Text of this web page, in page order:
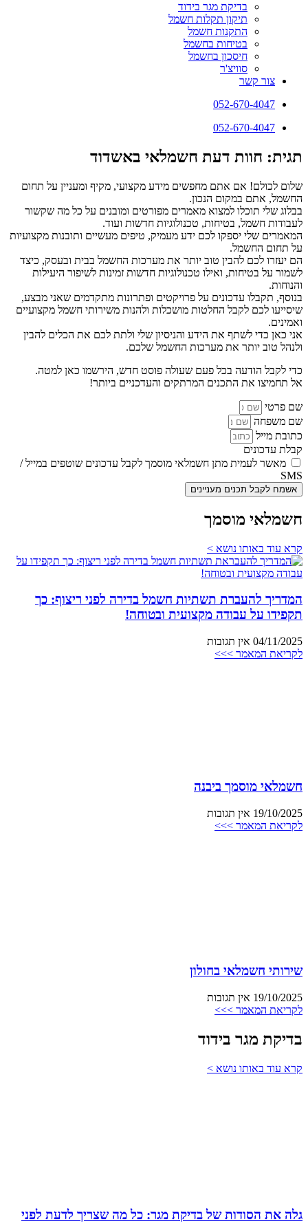
בדיקת מגר בידוד
תיקון תקלות חשמל
התקנות חשמל
בטיחות בחשמל
חיסכון בחשמל
סוויצ'ר
צור קשר
052-670-4047
052-670-4047
תגית: חוות דעת חשמלאי באשדוד
שלום לכולם! אם אתם מחפשים מידע מקצועי, מקיף ומעניין על תחום
החשמל, אתם במקום הנכון.
בבלוג שלי תוכלו למצוא מאמרים מפורטים ומובנים על כל מה שקשור
לעבודות חשמל, בטיחות, טכנולוגיות חדשות ועוד.
המאמרים שלי יספקו לכם ידע מעמיק, טיפים מעשיים ותובנות מקצועיות
על תחום החשמל.
הם יעזרו לכם להבין טוב יותר את מערכות החשמל בבית ובעסק, כיצד
לשמור על בטיחות, ואילו טכנולוגיות חדשות זמינות לשיפור היעילות
והנוחות.
בנוסף, תקבלו עדכונים על פרויקטים ופתרונות מתקדמים שאני מבצע,
שיסייעו לכם לקבל החלטות מושכלות ולהנות משירותי חשמל מקצועיים
ואמינים.
אני כאן כדי לשתף את הידע והניסיון שלי ולתת לכם את הכלים להבין
ולנהל טוב יותר את מערכות החשמל שלכם.
כדי לקבל הודעה בכל פעם שעולה פוסט חדש, הירשמו כאן למטה.
אל תחמיצו את התכנים המרתקים והעדכניים ביותר!
שם פרטי
שם משפחה
כתובת מייל
קבלת עדכונים
מאשר לעמית מתן חשמלאי מוסמך לקבל עדכונים שוטפים במייל /
SMS
אשמח לקבל תכנים מעניינים
חשמלאי מוסמך
קרא עוד באותו נושא >
המדריך להעברת תשתיות חשמל בדירה לפני ריצוף: כך
תקפידו על עבודה מקצועית ובטוחה!
04/11/2025 אין תגובות
לקריאת המאמר >>>
חשמלאי מוסמך ביבנה
19/10/2025 אין תגובות
לקריאת המאמר >>>
שירותי חשמלאי בחולון
19/10/2025 אין תגובות
לקריאת המאמר >>>
בדיקת מגר בידוד
קרא עוד באותו נושא >
גלה את הסודות של בדיקת מגר: כל מה שצריך לדעת לפני